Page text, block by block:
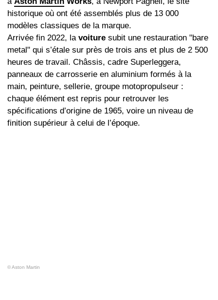
historique où ont été assemblés plus de 13 000
modèles classiques de la marque.
Arrivée fin 2022, la voiture subit une restauration "bare
metal" qui s’étale sur près de trois ans et plus de 2 500
heures de travail. Châssis, cadre Superleggera,
panneaux de carrosserie en aluminium formés à la
main, peinture, sellerie, groupe motopropulseur :
chaque élément est repris pour retrouver les
spécifications d’origine de 1965, voire un niveau de
finition supérieur à celui de l’époque.
© Aston Martin